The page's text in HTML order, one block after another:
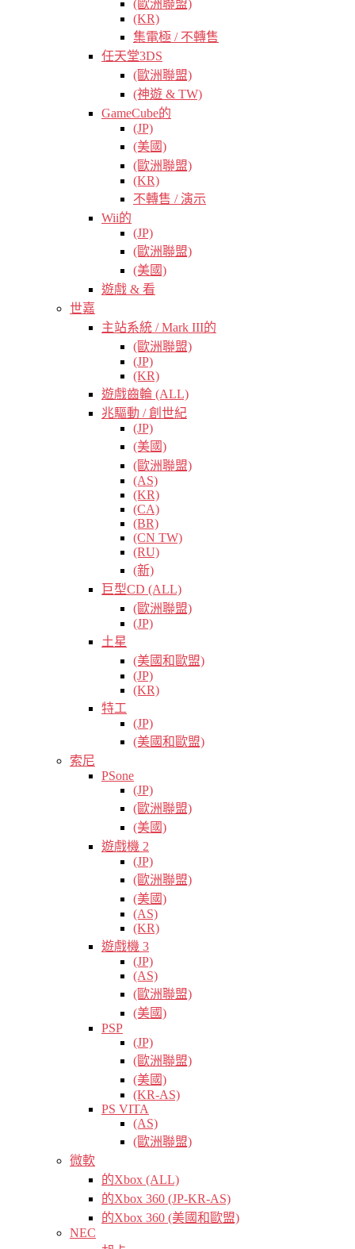
(歐洲聯盟)
(KR)
集電極 / 不轉售
任天堂3DS
(歐洲聯盟)
(神遊 & TW)
GameCube的
(JP)
(美國)
(歐洲聯盟)
(KR)
不轉售 / 演示
Wii的
(JP)
(歐洲聯盟)
(美國)
遊戲 & 看
世嘉
主站系統 / Mark III的
(歐洲聯盟)
(JP)
(KR)
遊戲齒輪 (ALL)
兆驅動 / 創世紀
(JP)
(美國)
(歐洲聯盟)
(AS)
(KR)
(CA)
(BR)
(CN TW)
(RU)
(新)
巨型CD (ALL)
(歐洲聯盟)
(JP)
土星
(美國和歐盟)
(JP)
(KR)
特工
(JP)
(美國和歐盟)
索尼
PSone
(JP)
(歐洲聯盟)
(美國)
遊戲機 2
(JP)
(歐洲聯盟)
(美國)
(AS)
(KR)
遊戲機 3
(JP)
(AS)
(歐洲聯盟)
(美國)
PSP
(JP)
(歐洲聯盟)
(美國)
(KR-AS)
PS VITA
(AS)
(歐洲聯盟)
微軟
的Xbox (ALL)
的Xbox 360 (JP-KR-AS)
的Xbox 360 (美國和歐盟)
NEC